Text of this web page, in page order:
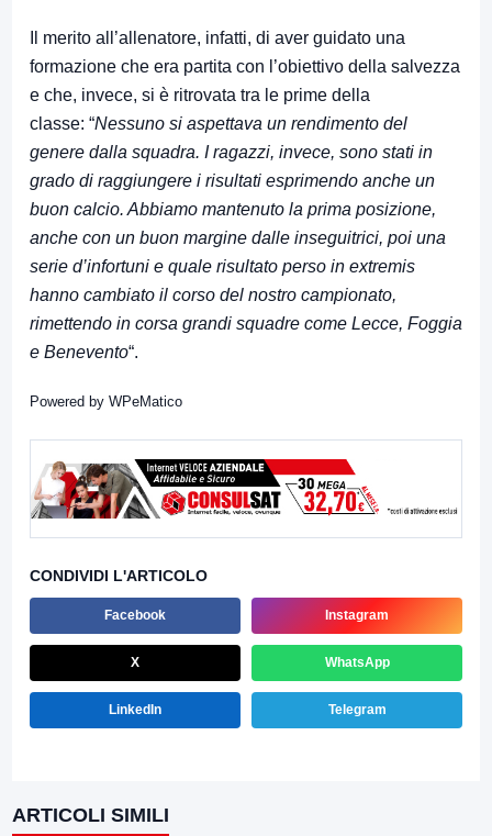
Il merito all’allenatore, infatti, di aver guidato una
formazione che era partita con l’obiettivo della salvezza
e che, invece, si è ritrovata tra le prime della
classe: “Nessuno si aspettava un rendimento del
genere dalla squadra. I ragazzi, invece, sono stati in
grado di raggiungere i risultati esprimendo anche un
buon calcio. Abbiamo mantenuto la prima posizione,
anche con un buon margine dalle inseguitrici, poi una
serie d’infortuni e quale risultato perso in extremis
hanno cambiato il corso del nostro campionato,
rimettendo in corsa grandi squadre come Lecce, Foggia
e Benevento“.
Powered by WPeMatico
CONDIVIDI L'ARTICOLO
Facebook Instagram
X WhatsApp
LinkedIn Telegram
ARTICOLI SIMILI